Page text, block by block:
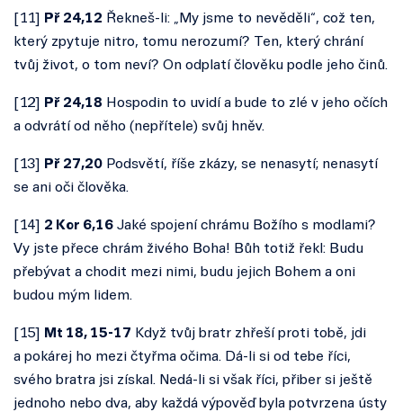
11 Př 24,12 Řekneš-li: „My jsme to nevěděli“, což ten,
který zpytuje nitro, tomu nerozumí? Ten, který chrání
tvůj život, o tom neví? On odplatí člověku podle jeho činů.
12 Př 24,18 Hospodin to uvidí a bude to zlé v jeho očích
a odvrátí od něho (nepřítele) svůj hněv.
13 Př 27,20 Podsvětí, říše zkázy, se nenasytí; nenasytí
se ani oči člověka.
14 2 Kor 6,16 Jaké spojení chrámu Božího s modlami?
Vy jste přece chrám živého Boha! Bůh totiž řekl: Budu
přebývat a chodit mezi nimi, budu jejich Bohem a oni
budou mým lidem.
15 Mt 18, 15-17 Když tvůj bratr zhřeší proti tobě, jdi
a pokárej ho mezi čtyřma očima. Dá-li si od tebe říci,
svého bratra jsi získal. Nedá-li si však říci, přiber si ještě
jednoho nebo dva, aby každá výpověď byla potvrzena ústy